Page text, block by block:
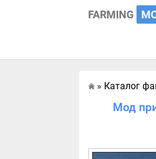
FARMING
» Каталог
Мод